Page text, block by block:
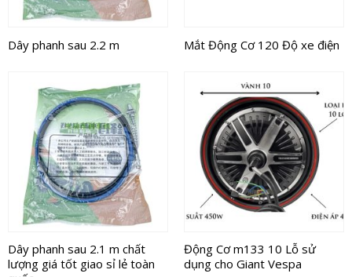
Dây phanh sau 2.2 m Mắt Động Cơ 120 Độ xe điện
Dây phanh sau 2.1 m chất
lượng giá tốt giao sỉ lẻ toàn
Động Cơ m133 10 Lỗ sử
dụng cho Giant Vespa